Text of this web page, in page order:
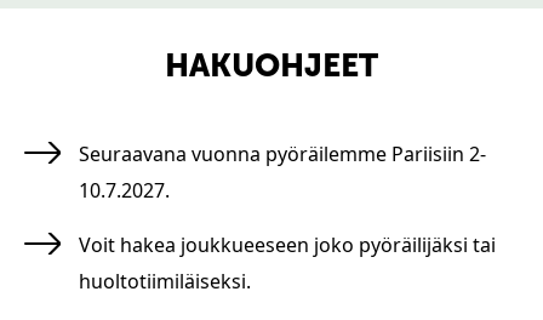
HAKUOHJEET
Seuraavana vuonna pyöräilemme Pariisiin 2-
10.7.2027.
Voit hakea joukkueeseen joko pyöräilijäksi tai
huoltotiimiläiseksi.